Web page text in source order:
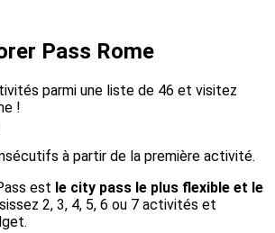
Pass Rome
parmi une liste de 46 et visitez
!
à partir de la première activité.
est le city pass le plus flexible et le
2, 3, 4, 5, 6 ou 7 activités et